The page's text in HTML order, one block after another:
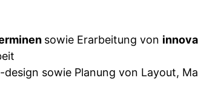
sowie Erarbeitung von
sowie Planung von Layout,